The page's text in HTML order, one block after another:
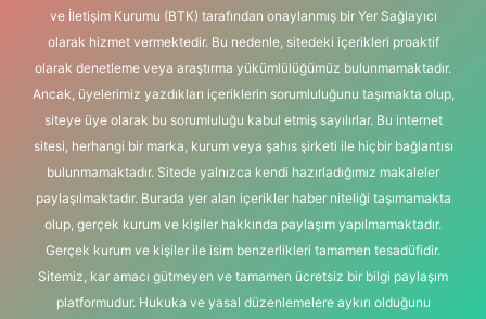
ve İletişim Kurumu (BTK) tarafından onaylanmış bir Yer Sağlayıcı
olarak hizmet vermektedir. Bu nedenle, sitedeki içerikleri proaktif
olarak denetleme veya araştırma yükümlülüğümüz bulunmamaktadır.
Ancak, üyelerimiz yazdıkları içeriklerin sorumluluğunu taşımakta olup,
siteye üye olarak bu sorumluluğu kabul etmiş sayılırlar. Bu internet
sitesi, herhangi bir marka, kurum veya şahıs şirketi ile hiçbir bağlantısı
bulunmamaktadır. Sitede yalnızca kendi hazırladığımız makaleler
paylaşılmaktadır. Burada yer alan içerikler haber niteliği taşımamakta
olup, gerçek kurum ve kişiler hakkında paylaşım yapılmamaktadır.
Gerçek kurum ve kişiler ile isim benzerlikleri tamamen tesadüfidir.
Sitemiz, kar amacı gütmeyen ve tamamen ücretsiz bir bilgi paylaşım
platformudur. Hukuka ve yasal düzenlemelere aykırı olduğunu